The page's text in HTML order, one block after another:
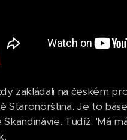
zakládali na českém
Staronorština. Je to
Skandinávie. Tudíž: 'Má